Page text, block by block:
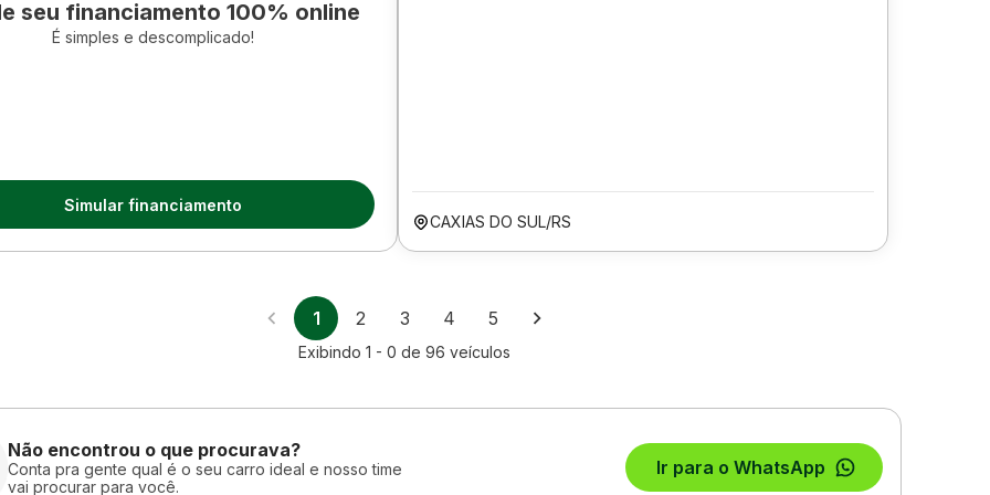
seu financiamento 100% online
É simples e descomplicado!
Simular financiamento
CAXIAS DO SUL/RS
1 2 3 4 5
Exibindo 1 - 0 de 96 veículos
Não encontrou o que procurava?
Conta pra gente qual é o seu carro ideal e nosso time
vai procurar para você.
Ir para o WhatsApp